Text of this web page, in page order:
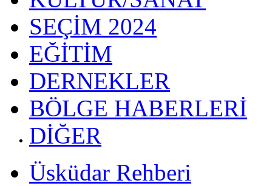
SEÇİM 2024
EĞİTİM
DERNEKLER
BÖLGE HABERLERİ
DİĞER
Üsküdar Rehberi